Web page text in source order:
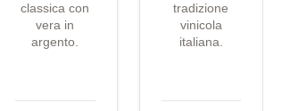
classica con
vera in
argento.
tradizione
vinicola
italiana.